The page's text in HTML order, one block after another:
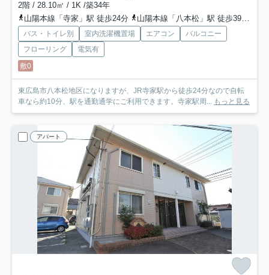
2階 / 28.10㎡ / 1K /築34年
山陽本線「寺家」駅 徒歩24分
山陽本線「八本松」駅 徒歩39分
バス・トイレ別 室内洗濯機置場 エアコン
バルコニー
フローリング
電気有
敷0
東広島市八本松地区になりますが、JR寺家駅から徒歩24分なので自転
車なら約10分、駅を通勤通学にご利用できます。寺家駅周... もっと見る
アパート